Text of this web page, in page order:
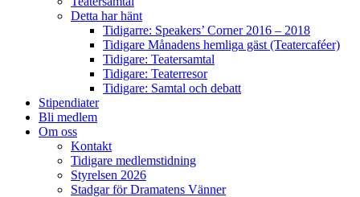
Detta har hänt
Tidigarre: Speakers’ Corner 2016 – 2018
Tidigare Månadens hemliga gäst (Teatercaféer)
Tidigare: Teatersamtal
Tidigare: Teaterresor
Tidigare: Samtal och debatt
Stipendiater
Bli medlem
Om oss
Kontakt
Tidigare medlemstidning
Styrelsen 2026
Stadgar för Dramatens Vänner